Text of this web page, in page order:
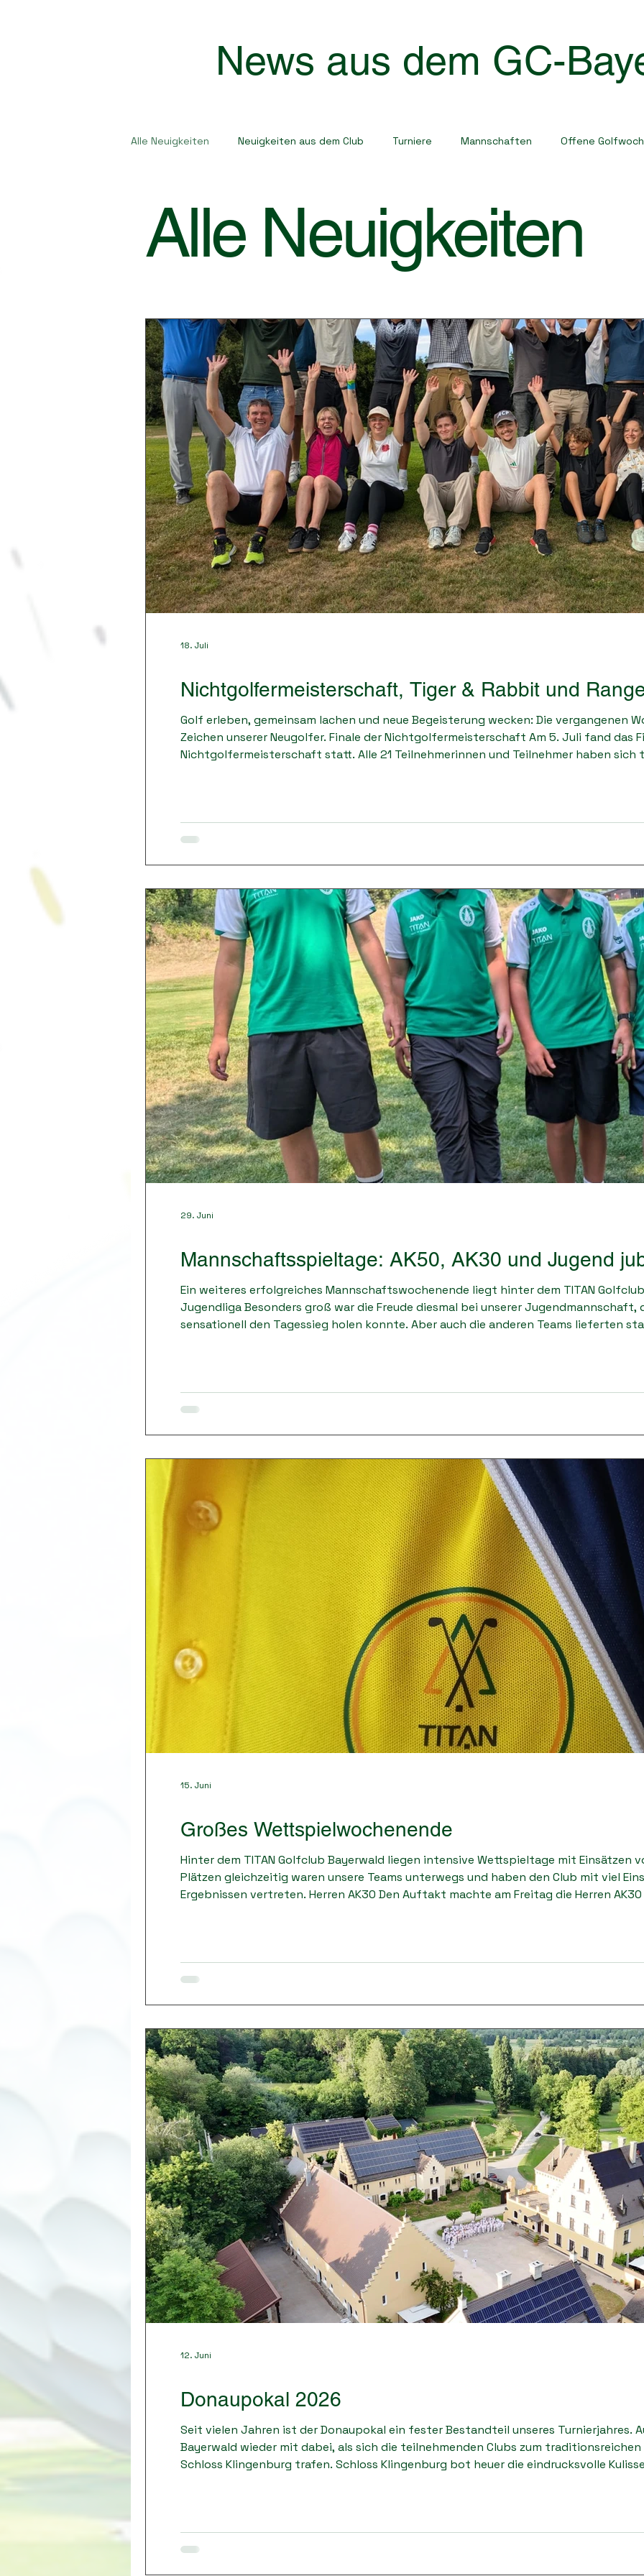
News aus dem GC-
Alle Neuigkeiten Neuigkeiten aus dem Club Turniere Mannschaften Offene
Alle Neuigkeiten
Nichtgolfermeisterschaft, Tiger & Rabbit und
Golf erleben, gemeinsam lachen und neue Begeisterung wecken: Die vergangenen
Zeichen unserer Neugolfer. Finale der Nichtgolfermeisterschaft Am 5. Juli fand das
Nichtgolfermeisterschaft statt. Alle 21 Teilnehmerinnen und Teilnehmer haben
18. Juli
Mannschaftsspieltage: AK50, AK30 und Jugend
Ein weiteres erfolgreiches Mannschaftswochenende liegt hinter dem TITAN
Jugendliga Besonders groß war die Freude diesmal bei unserer Jugendmannschaft,
sensationell den Tagessieg holen konnte. Aber auch die anderen Teams lieferten
29. Juni
Großes Wettspielwochenende
Hinter dem TITAN Golfclub Bayerwald liegen intensive Wettspieltage mit Einsätzen
Plätzen gleichzeitig waren unsere Teams unterwegs und haben den Club mit viel
Ergebnissen vertreten. Herren AK30 Den Auftakt machte am Freitag die Herren
15. Juni
Donaupokal 2026
Seit vielen Jahren ist der Donaupokal ein fester Bestandteil unseres Turnierjahres.
Bayerwald wieder mit dabei, als sich die teilnehmenden Clubs zum
Schloss Klingenburg trafen. Schloss Klingenburg bot heuer die eindrucksvolle
12. Juni